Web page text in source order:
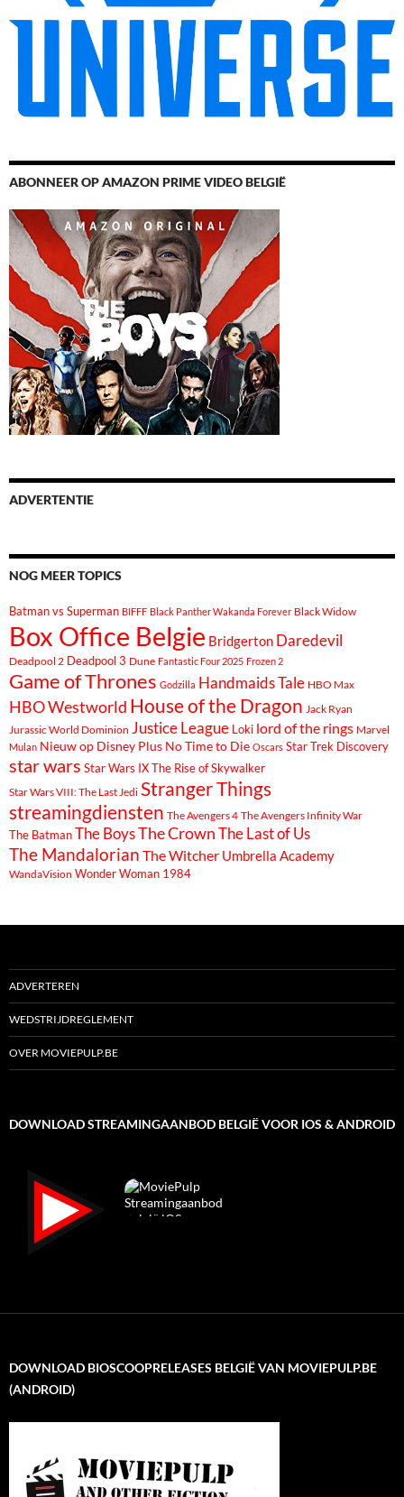
ABONNEER OP AMAZON PRIME VIDEO BELGIË
ADVERTENTIE
NOG MEER TOPICS
Batman vs Superman BIFFF Black Panther Wakanda Forever Black Widow
Box Office Belgie Bridgerton Daredevil
Deadpool 2 Deadpool 3 Dune Fantastic Four 2025 Frozen 2
Game of Thrones Godzilla Handmaids Tale HBO Max
HBO Westworld House of the Dragon Jack Ryan
Jurassic World Dominion Justice League Loki lord of the rings Marvel
Mulan Nieuw op Disney Plus No Time to Die Oscars Star Trek Discovery
star wars Star Wars IX The Rise of Skywalker
Star Wars VIII: The Last Jedi Stranger Things
streamingdiensten The Avengers 4 The Avengers Infinity War
The BatmanThe BoysThe CrownThe Last of Us
The Mandalorian The Witcher Umbrella Academy
WandaVision Wonder Woman 1984
ADVERTEREN
WEDSTRIJDREGLEMENT
OVER MOVIEPULP.BE
DOWNLOAD STREAMINGAANBOD BELGIË VOOR IOS & ANDROID
DOWNLOAD BIOSCOOPRELEASES BELGIË VAN MOVIEPULP.BE
(ANDROID)